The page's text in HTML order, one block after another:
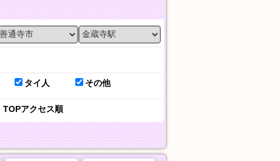
タイ人 その他
TOPアクセス順